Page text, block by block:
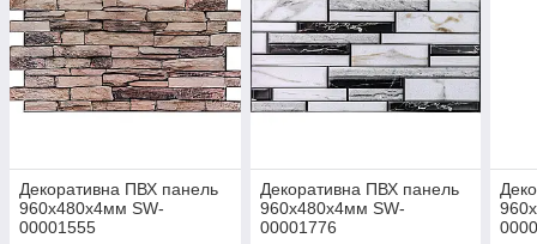
Декоративна ПВХ панель
960х480х4мм SW-
00001555
Декоративна ПВХ панель
960х480х4мм SW-
00001776